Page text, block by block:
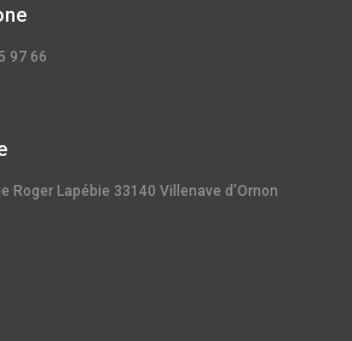
97 66
Roger Lapébie 33140 Villenave d’Ornon